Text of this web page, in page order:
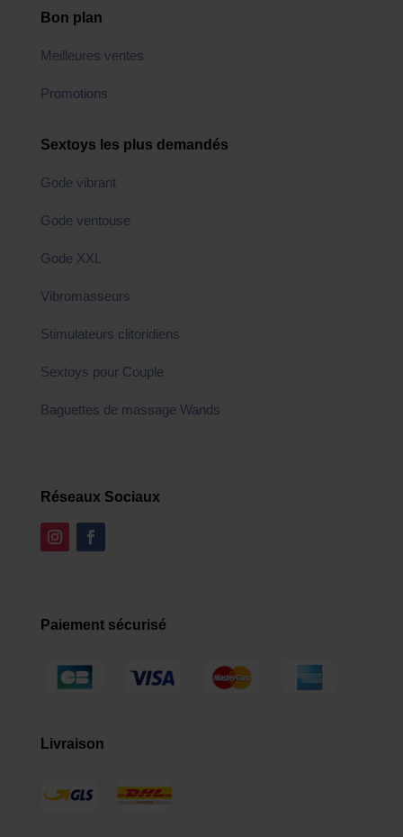
Bon plan
Meilleures ventes
Promotions
Sextoys les plus demandés
Gode vibrant
Gode ventouse
Gode XXL
Vibromasseurs
Stimulateurs clitoridiens
Sextoys pour Couple
Baguettes de massage Wands
Réseaux Sociaux
Paiement sécurisé
Livraison